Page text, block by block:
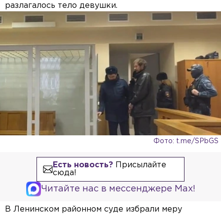
разлагалось тело девушки.
Фото: t.me/SPbGS
Есть новость?Присылайте
сюда!
Читайте нас в мессенджере Max!
В Ленинском районном суде избрали меру